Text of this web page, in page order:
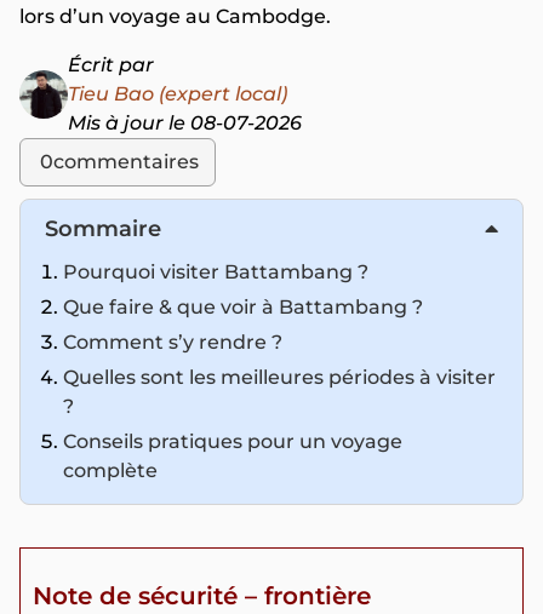
lors d’un voyage au Cambodge.
Écrit par
Tieu Bao (expert local)
Mis à jour le 08-07-2026
0commentaires
Sommaire
Pourquoi visiter Battambang ?
Que faire & que voir à Battambang ?
Comment s’y rendre ?
Quelles sont les meilleures périodes à visiter
?
Conseils pratiques pour un voyage
complète
Note de sécurité – frontière